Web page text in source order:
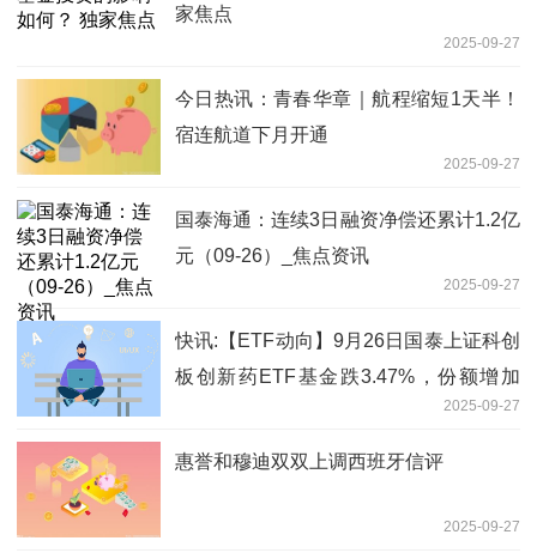
家焦点
2025-09-27
今日热讯：青春华章｜航程缩短1天半！
宿连航道下月开通
2025-09-27
国泰海通：连续3日融资净偿还累计1.2亿
元（09-26）_焦点资讯
2025-09-27
快讯:【ETF动向】9月26日国泰上证科创
板创新药ETF基金跌3.47%，份额增加
2025-09-27
惠誉和穆迪双双上调西班牙信评
2025-09-27